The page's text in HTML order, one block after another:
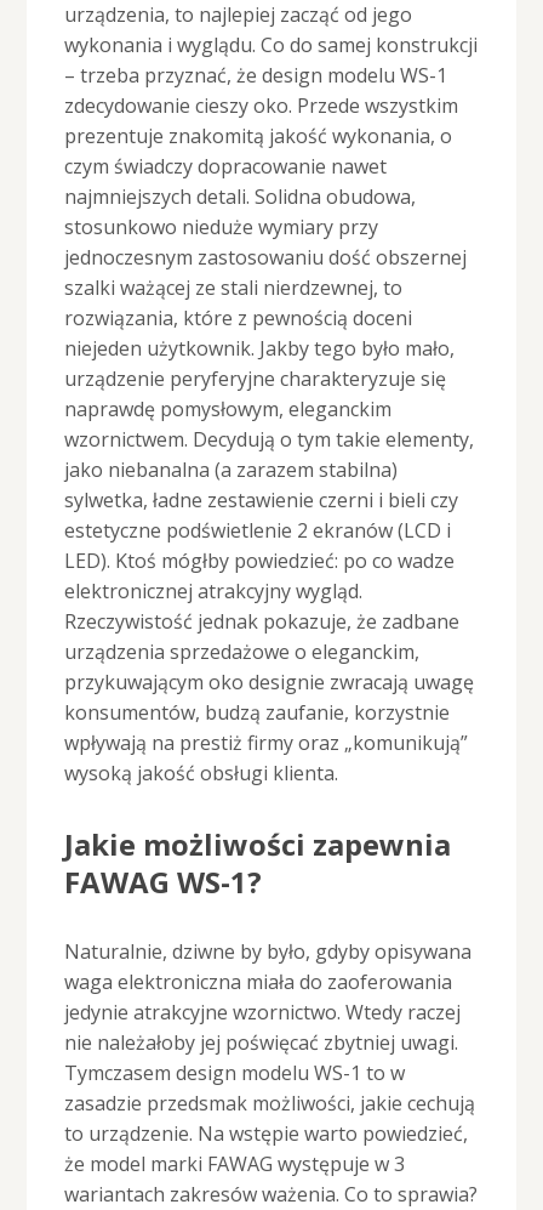
urządzenia, to najlepiej zacząć od jego
wykonania i wyglądu. Co do samej konstrukcji
– trzeba przyznać, że design modelu WS-1
zdecydowanie cieszy oko. Przede wszystkim
prezentuje znakomitą jakość wykonania, o
czym świadczy dopracowanie nawet
najmniejszych detali. Solidna obudowa,
stosunkowo nieduże wymiary przy
jednoczesnym zastosowaniu dość obszernej
szalki ważącej ze stali nierdzewnej, to
rozwiązania, które z pewnością doceni
niejeden użytkownik. Jakby tego było mało,
urządzenie peryferyjne charakteryzuje się
naprawdę pomysłowym, eleganckim
wzornictwem. Decydują o tym takie elementy,
jako niebanalna (a zarazem stabilna)
sylwetka, ładne zestawienie czerni i bieli czy
estetyczne podświetlenie 2 ekranów (LCD i
LED). Ktoś mógłby powiedzieć: po co wadze
elektronicznej atrakcyjny wygląd.
Rzeczywistość jednak pokazuje, że zadbane
urządzenia sprzedażowe o eleganckim,
przykuwającym oko designie zwracają uwagę
konsumentów, budzą zaufanie, korzystnie
wpływają na prestiż firmy oraz „komunikują”
wysoką jakość obsługi klienta.
Jakie możliwości zapewnia
FAWAG WS-1?
Naturalnie, dziwne by było, gdyby opisywana
waga elektroniczna miała do zaoferowania
jedynie atrakcyjne wzornictwo. Wtedy raczej
nie należałoby jej poświęcać zbytniej uwagi.
Tymczasem design modelu WS-1 to w
zasadzie przedsmak możliwości, jakie cechują
to urządzenie. Na wstępie warto powiedzieć,
że model marki FAWAG występuje w 3
wariantach zakresów ważenia. Co to sprawia?